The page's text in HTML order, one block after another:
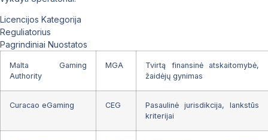
Licencijos Kategorija
Reguliatorius
Pagrindiniai Nuostatos
Malta Gaming
Authority
MGA
Tvirtą finansinė atskaitomybė,
žaidėjų gynimas
Curacao eGaming CEG
Pasaulinė jurisdikcija, lankstūs
kriterijai